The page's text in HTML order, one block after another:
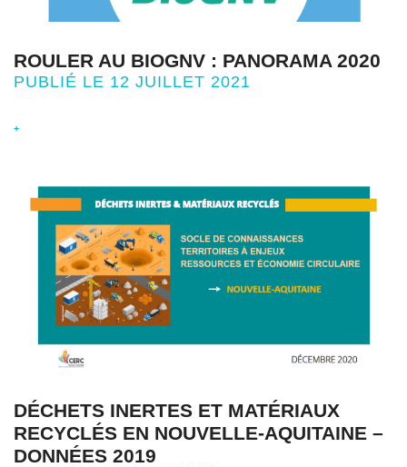
ROULER AU BIOGNV : PANORAMA 2020
PUBLIÉ LE 12 JUILLET 2021
+
DÉCHETS INERTES ET MATÉRIAUX
RECYCLÉS EN NOUVELLE-AQUITAINE –
DONNÉES 2019